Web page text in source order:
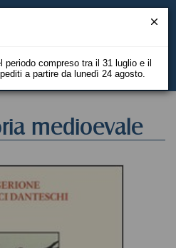
EN
medioevale
compreso tra il 31 luglio e il
a partire da lunedì 24 agosto.